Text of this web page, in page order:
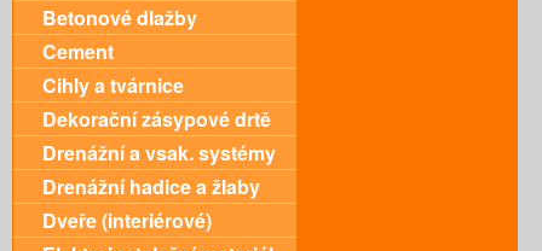
Betonové dlažby
Cement
Cihly a tvárnice
Dekorační zásypové drtě
Drenážní a vsak. systémy
Drenážní hadice a žlaby
Dveře (interiérové)